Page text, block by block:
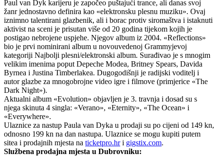
Paul van Dyk karijeru je započeo puštajući trance, ali danas svoj
žanr jednostavno definira kao «elektronsku plesnu muziku». Ovaj
iznimno talentirani glazbenik, ali i borac protiv siromaštva i istaknuti
aktivist na sceni je prisutan više od 20 godina tijekom kojih je
postigao nebrojene uspjehe. Njegov album iz 2004. «Reflections»
bio je prvi nominirani album u novouvedenoj Grammyjevoj
kategoriji Najbolji plesni/elektronski album. Surađivao je s mnogim
velikim imenima poput Depeche Modea, Britney Spears, Davida
Byrnea i Justina Timberlakea. Dugogodišnji je radijski voditelj i
autor glazbe za mnogobrojne video igre i filmove (primjerice «The
Dark Night»).
Aktualni album «Evolution» objavljen je 3. travnja i dosad su s
njega skinuta 4 singla: «Verano», «Eternity», «The Ocean» i
«Everywhere».
Ulaznice za nastup Paula van Dyka u prodaji su po cijeni od 149 kn,
odnosno 199 kn na dan nastupa. Ulaznice se mogu kupiti putem
sitea i prodajnih mjesta na ticketpro.hri gigstix.com.
Službena prodajna mjesta u Dubrovniku: